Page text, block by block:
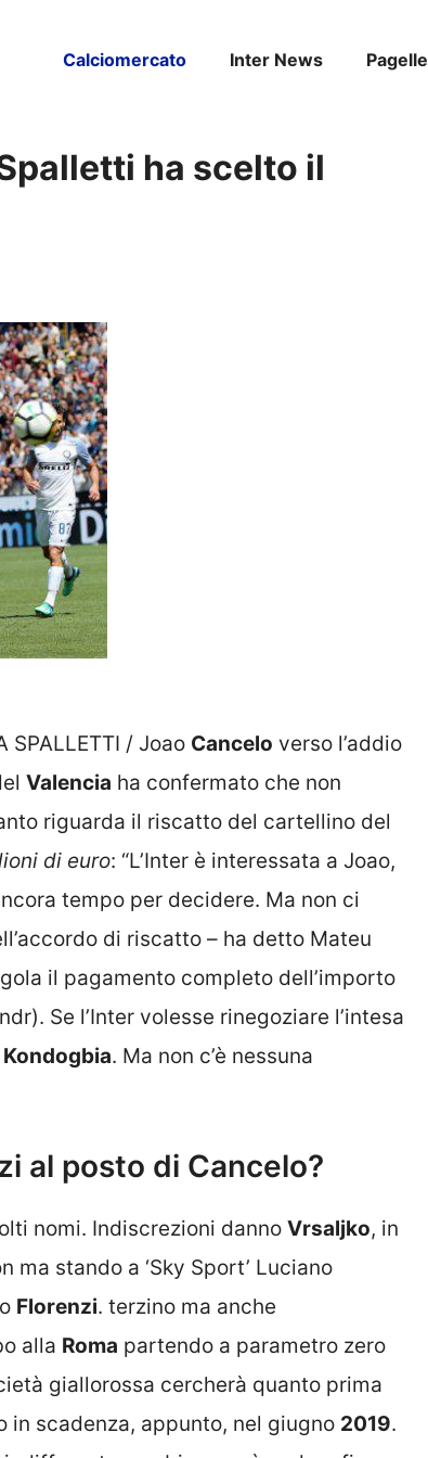
Calciomercato Inter News Pagelle
ha scelto il
SPALLETTI / Joao Cancelo verso l’addio
Valencia ha confermato che non
riguarda il riscatto del cartellino del
di euro: “L’Inter è interessata a Joao,
tempo per decidere. Ma non ci
di riscatto – ha detto Mateu
il pagamento completo dell’importo
Se l’Inter volesse rinegoziare l’intesa
Kondogbia. Ma non c’è nessuna
al posto di Cancelo?
nomi. Indiscrezioni danno Vrsaljko, in
ma stando a ‘Sky Sport’ Luciano
Florenzi. terzino ma anche
alla Roma partendo a parametro zero
giallorossa cercherà quanto prima
in scadenza, appunto, nel giugno 2019.